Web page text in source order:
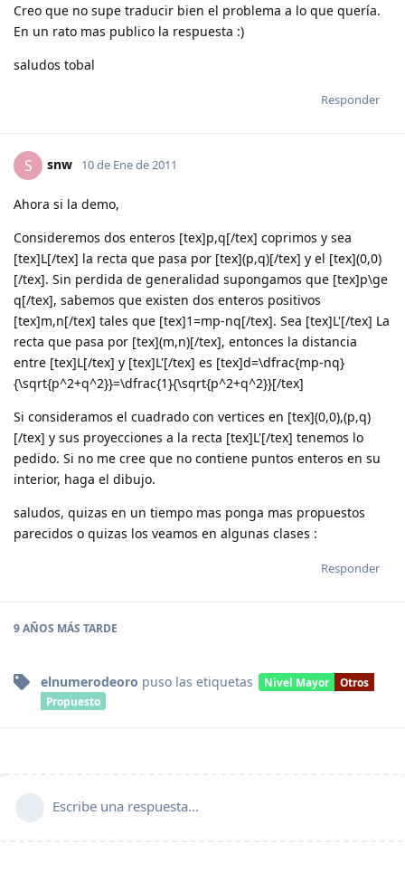
Creo que no supe traducir bien el problema a lo que quería.
En un rato mas publico la respuesta :)
saludos tobal
Responder
S snw 10 de Ene de 2011
Ahora si la demo,
Consideremos dos enteros [tex]p,q[/tex] coprimos y sea
[tex]L[/tex] la recta que pasa por [tex](p,q)[/tex] y el [tex](0,0)
[/tex]. Sin perdida de generalidad supongamos que [tex]p\ge
q[/tex], sabemos que existen dos enteros positivos
[tex]m,n[/tex] tales que [tex]1=mp-nq[/tex]. Sea [tex]L'[/tex] La
recta que pasa por [tex](m,n)[/tex], entonces la distancia
entre [tex]L[/tex] y [tex]L'[/tex] es [tex]d=\dfrac{mp-nq}
{\sqrt{p^2+q^2}}=\dfrac{1}{\sqrt{p^2+q^2}}[/tex]
Si consideramos el cuadrado con vertices en [tex](0,0),(p,q)
[/tex] y sus proyecciones a la recta [tex]L'[/tex] tenemos lo
pedido. Si no me cree que no contiene puntos enteros en su
interior, haga el dibujo.
saludos, quizas en un tiempo mas ponga mas propuestos
parecidos o quizas los veamos en algunas clases :
Responder
9 AÑOS MÁS TARDE
elnumerodeoro puso las etiquetas Nivel Mayor
Otros
Propuesto
Escribe una respuesta...